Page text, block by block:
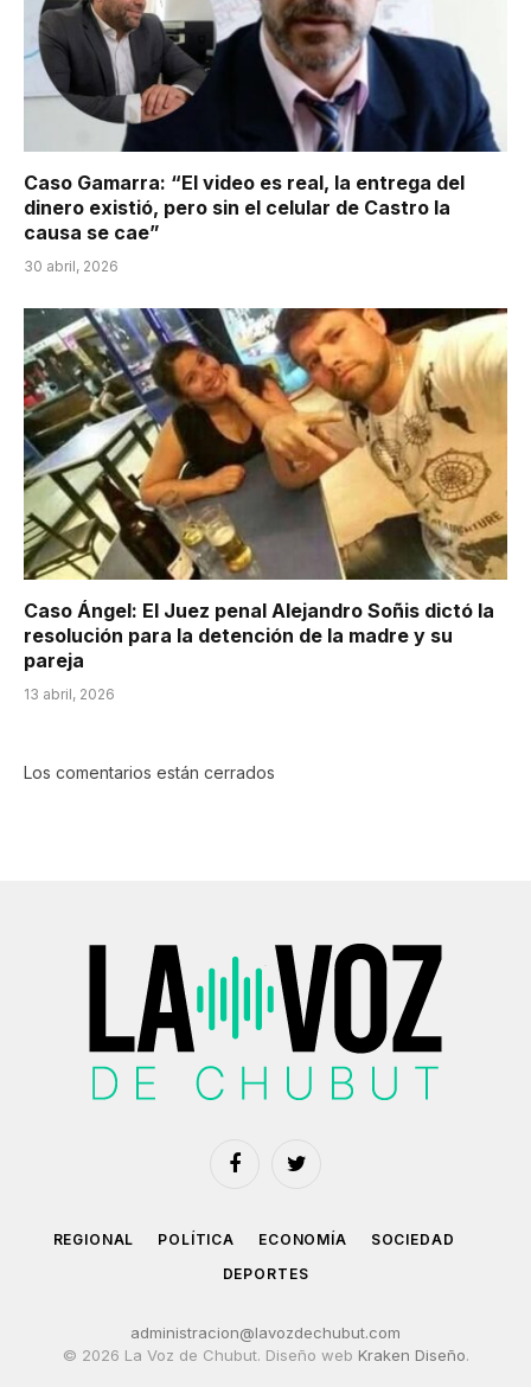
Caso Gamarra: “El video es real, la entrega del
dinero existió, pero sin el celular de Castro la
causa se cae”
30 abril, 2026
Caso Ángel: El Juez penal Alejandro Soñis dictó la
resolución para la detención de la madre y su
pareja
13 abril, 2026
Los comentarios están cerrados
FacebookTwitter
REGIONAL POLÍTICA ECONOMÍA
SOCIEDAD
DEPORTES
administracion@lavozdechubut.com
© 2026 La Voz de Chubut. Diseño web Kraken Diseño.